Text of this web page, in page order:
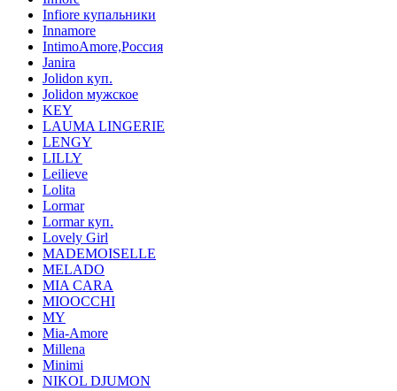
Infiore купальники
Innamore
IntimoAmore,Россия
Janira
Jolidon куп.
Jolidon мужское
KEY
LAUMA LINGERIE
LENGY
LILLY
Leilieve
Lolita
Lormar
Lormar куп.
Lovely Girl
MADEMOISELLE
MELADO
MIA CARA
MIOOCCHI
MY
Mia-Amore
Millena
Minimi
NIKOL DJUMON